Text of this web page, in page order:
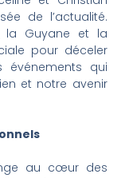
de l’actualité.
la Guyane et la
pour déceler
événements qui
et notre avenir
au cœur des